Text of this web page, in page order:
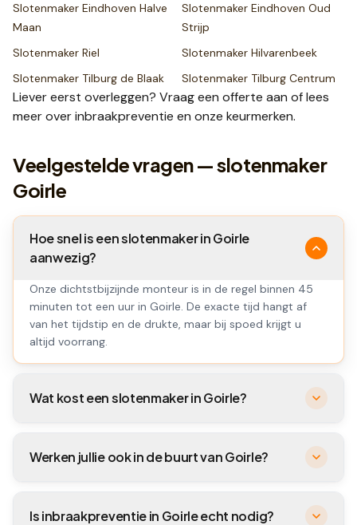
Slotenmaker Eindhoven Halve
Maan
Slotenmaker Eindhoven Oud
Strijp
Slotenmaker Riel Slotenmaker Hilvarenbeek
Slotenmaker Tilburg de Blaak Slotenmaker Tilburg Centrum
Liever eerst overleggen? Vraag een offerte aan of lees
meer overinbraakpreventie en onze keurmerken.
Veelgestelde vragen — slotenmaker
Goirle
Hoe snel is een slotenmaker in Goirle
aanwezig?
Onze dichtstbijzijnde monteur is in de regel binnen 45
minuten tot een uur in Goirle. De exacte tijd hangt af
van het tijdstip en de drukte, maar bij spoed krijgt u
altijd voorrang.
Wat kost een slotenmaker in Goirle?
Werken jullie ook in de buurt van Goirle?
Is inbraakpreventie in Goirle echt nodig?